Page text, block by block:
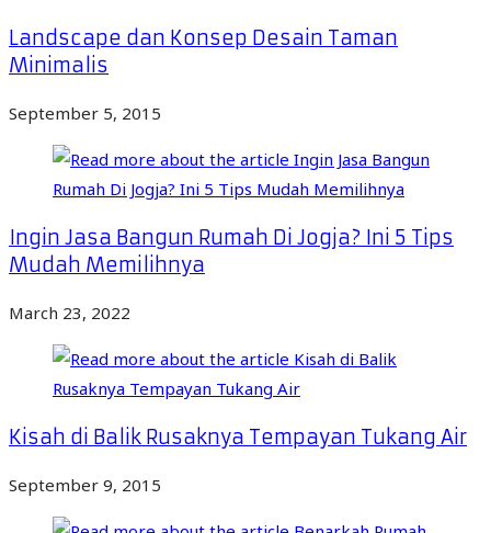
Landscape dan Konsep Desain Taman
Minimalis
September 5, 2015
Ingin Jasa Bangun Rumah Di Jogja? Ini 5 Tips
Mudah Memilihnya
March 23, 2022
Kisah di Balik Rusaknya Tempayan Tukang Air
September 9, 2015